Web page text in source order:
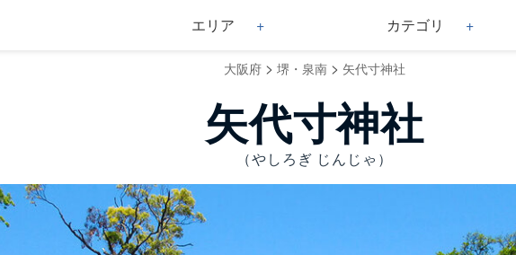
エリア カテゴリ
大阪府 > 堺・泉南 > 矢代寸神社
矢代寸神社
（やしろぎ じんじゃ）